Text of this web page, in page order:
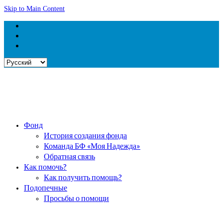
Skip to Main Content
Выбрать
Фонд
История создания фонда
Команда БФ «Моя Надежда»
Обратная связь
Как помочь?
Как получить помощь?
Подопечные
Просьбы о помощи